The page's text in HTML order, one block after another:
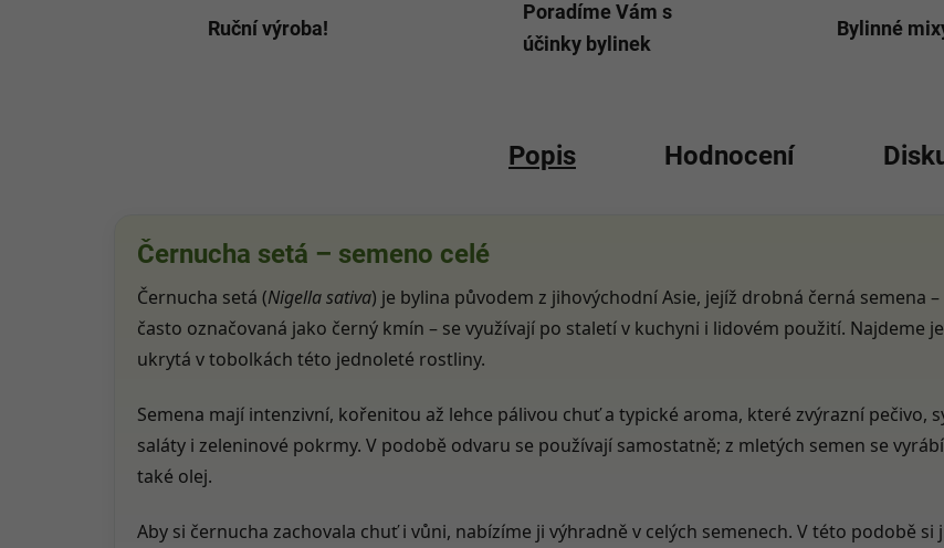
Ruční výroba!
Poradíme Vám s
účinky bylinek
Bylinné
Popis Hodnocení
Černucha setá – semeno celé
Černucha setá (Nigella sativa) je bylina původem z jihovýchodní Asie, jejíž drobná černá semena –
často označovaná jako černý kmín – se využívají po staletí v kuchyni i lidovém použití. Najdeme je
ukrytá v tobolkách této jednoleté rostliny.
Semena mají intenzivní, kořenitou až lehce pálivou chuť a typické aroma, které zvýrazní pečivo,
saláty i zeleninové pokrmy. V podobě odvaru se používají samostatně; z mletých semen se vyrábí
také olej.
Aby si černucha zachovala chuť i vůni, nabízíme ji výhradně v celých semenech. V této podobě si